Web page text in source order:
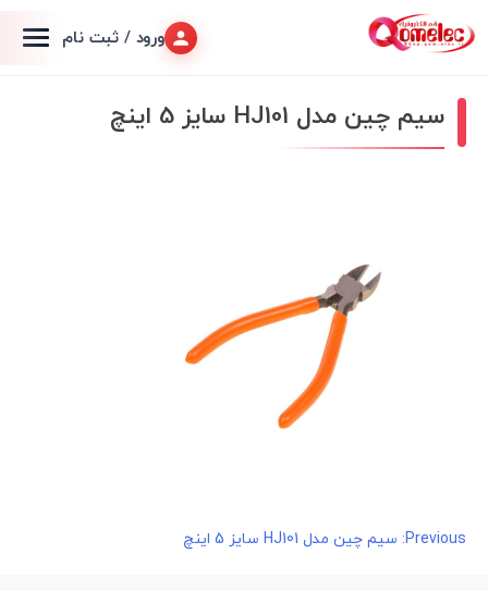
ورود / ثبت نام
سیم چین مدل HJ101 سایز 5 اینچ
راهبری
Previous: سیم چین مدل HJ101 سایز 5 اینچ